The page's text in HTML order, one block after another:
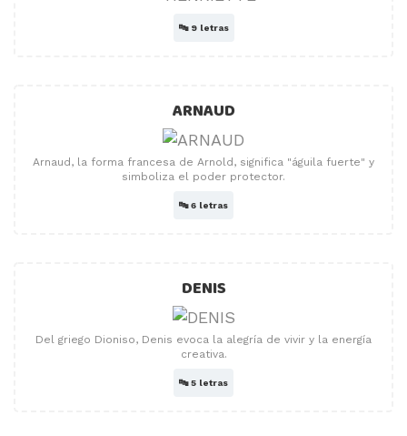
🔤 9 letras
ARNAUD
Arnaud, la forma francesa de Arnold, significa "águila fuerte" y
simboliza el poder protector.
🔤6 letras
DENIS
Del griego Dioniso, Denis evoca la alegría de vivir y la energía
creativa.
🔤5 letras